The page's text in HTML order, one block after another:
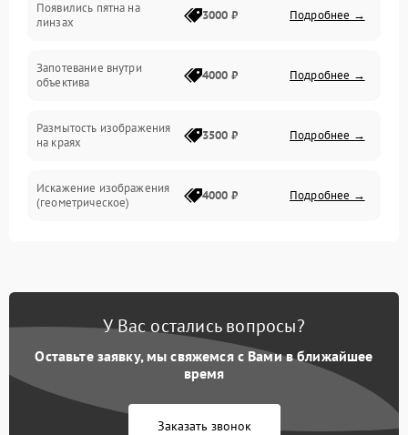
Появились пятна на
линзах
3000 ₽ Подробнее →
Запотевание внутри
объектива
4000 ₽ Подробнее →
Размытость изображения
на краях
3500 ₽ Подробнее →
Искажение изображения
(геометрическое)
4000 ₽ Подробнее →
при всех фокусных
4500 ₽ Подробнее →
У Вас остались вопросы?
Оставьте заявку, мы свяжемся с Вами в ближайшее
время
Заказать звонок